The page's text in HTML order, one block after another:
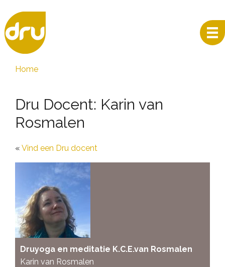
Home
Dru Docent: Karin van
Rosmalen
Vind een Dru docent
Druyoga en meditatie K.C.E.van Rosmalen
Karin van Rosmalen